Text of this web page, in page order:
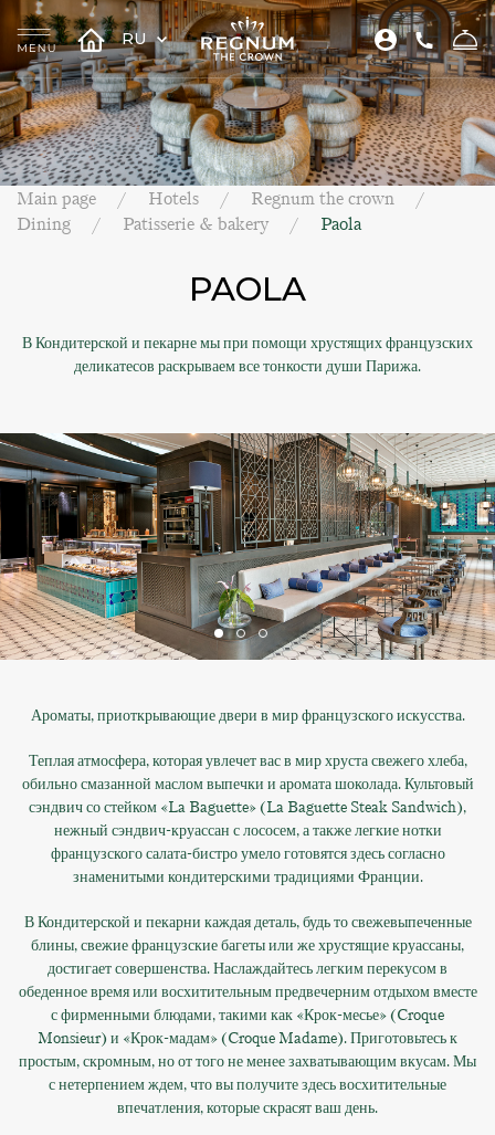
RU
Main page Hotels
Regnum the crown
Dining
Patisserie & bakery Paola
PAOLA
В Кондитерской и пекарне мы при помощи хрустящих французских
деликатесов раскрываем все тонкости души Парижа.
Ароматы, приоткрывающие двери в мир французского искусства.
Теплая атмосфера, которая увлечет вас в мир хруста свежего хлеба,
обильно смазанной маслом выпечки и аромата шоколада. Культовый
сэндвич со стейком «La Baguette» (La Baguette Steak Sandwich),
нежный сэндвич-круассан с лососем, а также легкие нотки
французского салата-бистро умело готовятся здесь согласно
знаменитыми кондитерскими традициями Франции.
В Кондитерской и пекарни каждая деталь, будь то свежевыпеченные
блины, свежие французские багеты или же хрустящие круассаны,
достигает совершенства. Наслаждайтесь легким перекусом в
обеденное время или восхитительным предвечерним отдыхом вместе
с фирменными блюдами, такими как «Крок-месье» (Croque
Monsieur) и «Крок-мадам» (Croque Madame). Приготовьтесь к
простым, скромным, но от того не менее захватывающим вкусам. Мы
с нетерпением ждем, что вы получите здесь восхитительные
впечатления, которые скрасят ваш день.